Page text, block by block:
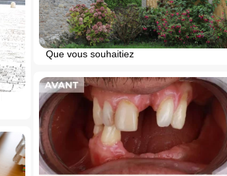
Que vous souhaitiez